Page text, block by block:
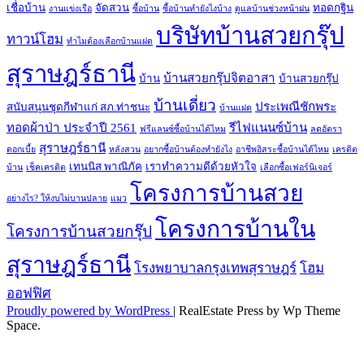
เชื่อบ้าน งานแข่งเรือ จัดสวน ซื้อบ้าน ซื้อบ้านทำยังไงบ้าง ดูแลบ้านช่วงหน้าฝน ทอดกฐิน
ทาวน์โฮม ทำไมต้องเลือกบ้านแฝด บริษัทบ้านสวยกรุ๊ป
สุราษฎร์ธานี บ้าน บ้านสวยกรุ๊ปจิตอาสา บ้านสวยกรุ๊ป
สนับสนุนชุดกีฬาแก่ สภ.ท่าชนะ บ้านเดี่ยว บ้านแฝด ประเพณีชักพระ
ทอดผ้าป่า ประจำปี 2561
ฟรีแลนซ์ซื้อบ้านได้ไหม รีไฟแนนซ์บ้าน ลดอัตรา
ดอกเบี้ย สุราษฎร์ธานี หลังสวน อยากซื้อบ้านต้องทำยังไง อาชีพอิสระซื้อบ้านได้ไหม เครดิต
บ้าน เช็คเครดิต เทนนิส พาณิภัค เราทำความดีด้วยหัวใจ เลือกซื้อเฟอร์นิเจอร์
อย่างไร? ให้งบไม่บานปลาย แมว โครงการบ้านสวย
โครงการบ้านสวยกรุ๊ป โครงการบ้านใน
สุราษฎร์ธานี โรงพยาบาลกรุงเทพสุราษฎร์ โฮม
ออฟฟิศ
Proudly powered by WordPress | RealEstate Press by Wp Theme
Space.